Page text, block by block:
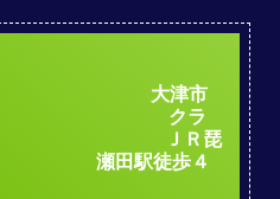
大津市
5-28 クラ
2階 ＪＲ琵
田駅徒歩４